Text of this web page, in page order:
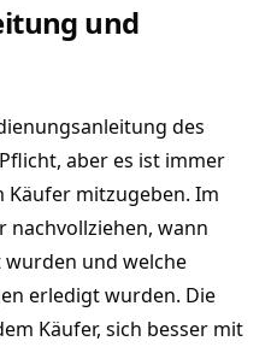
und
des
aber es ist immer
Käufer mitzugeben. Im
nachvollziehen, wann
und welche
erledigt wurden. Die
Käufer, sich besser mit